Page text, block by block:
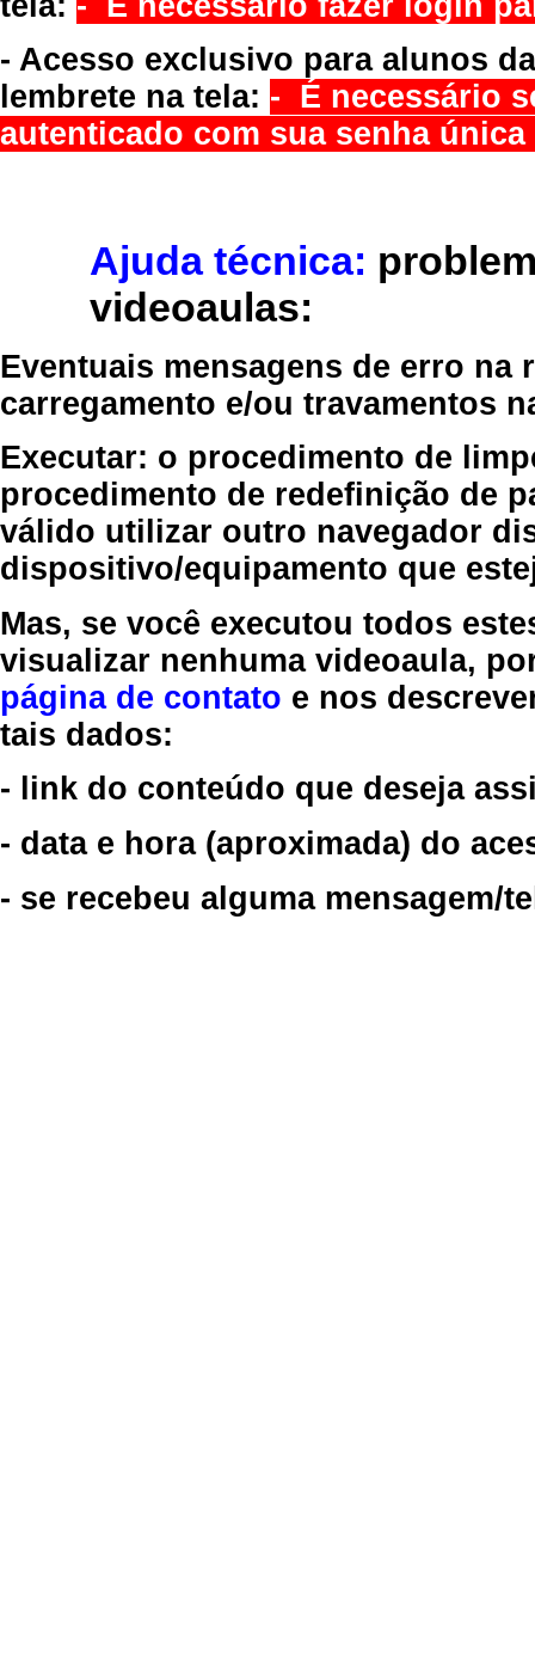
- Acesso exclusivo para alunos
lembrete na tela: - É necessário
autenticado com sua senha
Ajuda técnica:
videoaulas:
Eventuais mensagens de erro
carregamento e/ou travamentos
Executar: o procedimento de
procedimento de redefinição de
válido utilizar outro navegador
dispositivo/equipamento que
Mas, se você executou todos
visualizar nenhuma videoaula,
página de contato e nos
tais dados:
- link do conteúdo que deseja
- data e hora (aproximada) do
- se recebeu alguma mensagem/